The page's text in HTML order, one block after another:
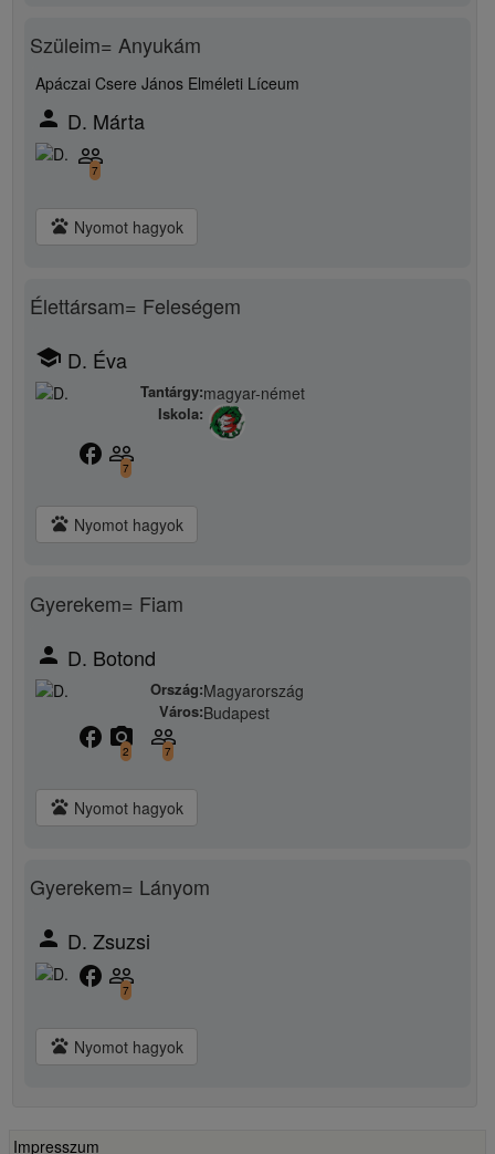
Szüleim= Anyukám
Apáczai Csere János Elméleti Líceum
person D. Márta
people_outline
7
pets Nyomot hagyok
Élettársam= Feleségem
school D. Éva
Tantárgy:magyar-német
Iskola:
facebook people_outline
7
pets Nyomot hagyok
Gyerekem= Fiam
person D. Botond
Ország:Magyarország
Város:Budapest
facebook camera_alt
2
people_outline
7
pets Nyomot hagyok
Gyerekem= Lányom
person D. Zsuzsi
facebook people_outline
7
pets Nyomot hagyok
Impresszum